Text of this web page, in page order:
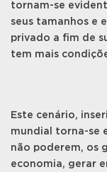
tornam-se
seus tamanhos e
privado a fim de
tem mais
Este cenário,
mundial torna-se
não poderem, os
economia, gerar